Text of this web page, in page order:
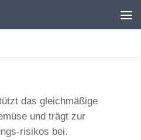
das gleichmäßige
und trägt zur
risikos bei.